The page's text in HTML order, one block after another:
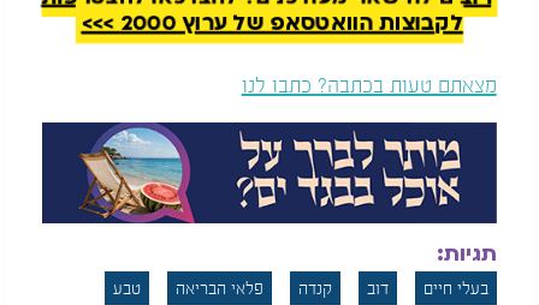
עץ הזית הוא הזוכה
בתחרות העץ הלאומי
של קק״ל. ומהן
סגולותיו?
"רוח סערה עושה
דברו": טורנדו עוצמתי
תועד בשדה פסטורלי
הדובים הללו ניזונים מצמחייה, פירות יער ודגים, ובעונת
נדידת הסלמון הם יוצאים לצוד לאורך הנהרות. באופן
מעניין, נמצא כי לדובים הלבנים יתרון משמעותי בציד
הסלמון, משום שצבעם הבהיר פחות בולט לעיני הדגים
מתחת למים. חוקרים אף מצאו כי דובים לבנים מצליחים
ללכוד יותר סלמונים מאשר הדובים השחורים.
לקבוצות הוואטסאפ של ערוץ 2000 >>>
מצאתם טעות בכתבה? כתבו לנו
תגיות:
בעלי חיים דוב קנדה פלאי הבריאה טבע